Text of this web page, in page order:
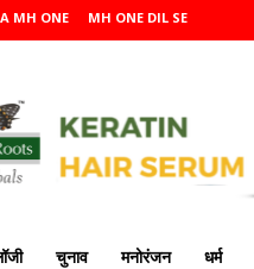
MH ONE MH ONE DIL SE
चुनाव मनोरंजन धर्म